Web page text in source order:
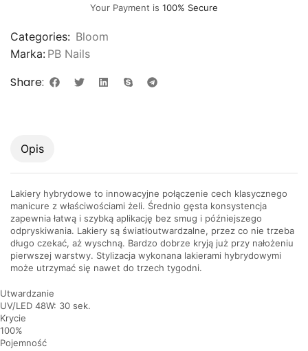
Your Payment is 100% Secure
Categories: Bloom
Marka: PB Nails
Share:
Opis
Lakiery hybrydowe to innowacyjne połączenie cech klasycznego
manicure z właściwościami żeli. Średnio gęsta konsystencja
zapewnia łatwą i szybką aplikację bez smug i późniejszego
odpryskiwania. Lakiery są światłoutwardzalne, przez co nie trzeba
długo czekać, aż wyschną. Bardzo dobrze kryją już przy nałożeniu
pierwszej warstwy. Stylizacja wykonana lakierami hybrydowymi
może utrzymać się nawet do trzech tygodni.
Utwardzanie
UV/LED 48W: 30 sek.
Krycie
100%
Pojemność